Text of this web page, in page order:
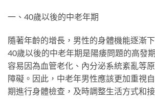
一、40歲以後的中老年期
隨著年齡的增長，男性的身體機能逐漸
40歲以後的中老年期是陽痿問題的高發
容易因為血管老化、內分泌系統紊亂等
障礙。因此，中老年男性應該更加重視
期進行身體檢查，及時調整生活方式和